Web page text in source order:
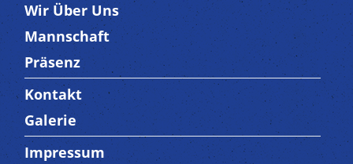
Trenner3
Wir Über Uns
Mannschaft
Präsenz
Trenner4
Kontakt
Galerie
Trenner 5
Impressum